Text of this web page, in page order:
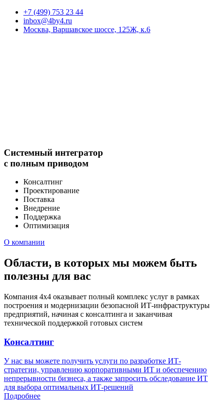
+7 (499) 753 23 44
inbox@4by4.ru
Москва, Варшавское шоссе, 125Ж, к.6
Системный интегратор
с полным приводом
Консалтинг
Проектирование
Поставка
Внедрение
Поддержка
Оптимизация
О компании
Области, в которых мы можем быть
полезны для вас
Компания 4х4 оказывает полный комплекс услуг в рамках
построения и модернизации безопасной ИТ-инфраструктуры
предприятий, начиная с консалтинга и заканчивая
технической поддержкой готовых систем
Консалтинг
У нас вы можете получить услуги по разработке ИТ-
стратегии, управлению корпоративными ИТ и обеспечению
непрерывности бизнеса, а также запросить обследование ИТ
для выбора оптимальных ИТ-решений​
Подробнее